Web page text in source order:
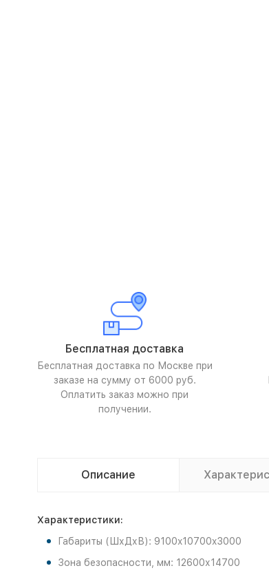
Бесплатная доставка
Бесплатная доставка по Москве при
заказе на сумму от 6000 руб.
Оплатить заказ можно при
получении.
Описание
Характеристики:
Габариты (ШхДхВ): 9100x10700x3000
Зона безопасности, мм: 12600х14700